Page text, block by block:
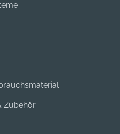
Zubehör